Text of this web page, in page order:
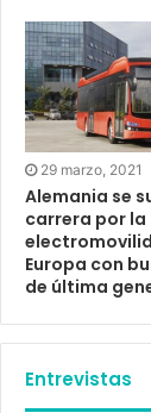
29 marzo, 2021
Alemania se
carrera por la
Europa con
de última
Entrevistas